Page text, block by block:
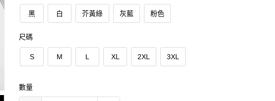
黑 白 芥黃綠 灰藍 粉色
尺碼
S M L XL 2XL 3XL
數量